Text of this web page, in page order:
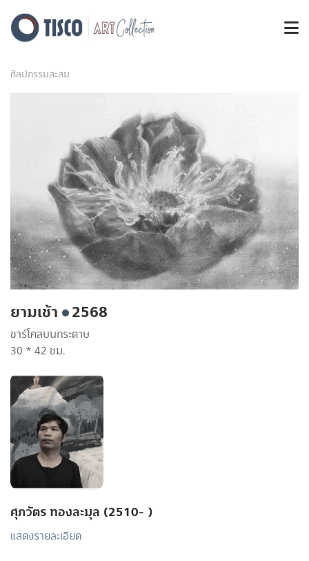
ศิลปกรรมสะสม
ยามเช้า 2568
ชาร์โคลบนกระดาษ
30 * 42 ซม.
ศุภวัตร ทองละมุล (2510- )
แสดงรายละเอียด